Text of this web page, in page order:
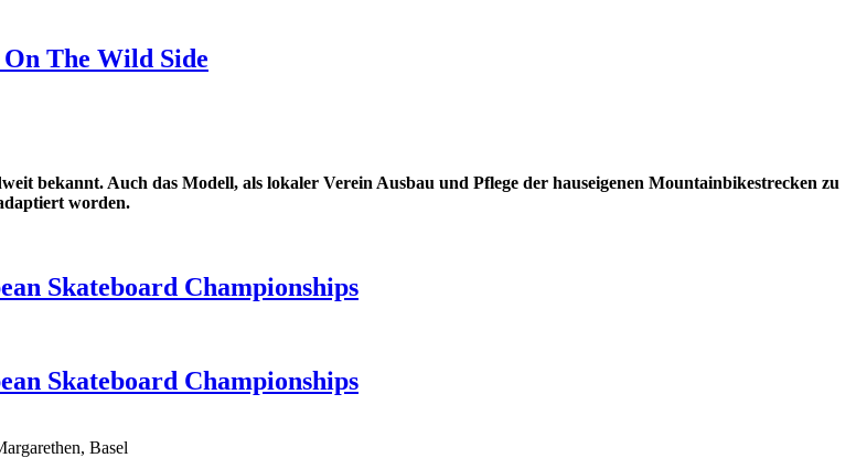
The Wild Side
bekannt. Auch das Modell, als lokaler Verein Ausbau und Pflege der hauseigenen Mountainbikestrecken zu
worden.
Skateboard Championships
Skateboard Championships
Basel